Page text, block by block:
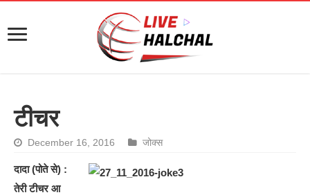
टीचर
December 16, 2016 जोक्स
दादा (पोते से) :
तेरी टीचर आ